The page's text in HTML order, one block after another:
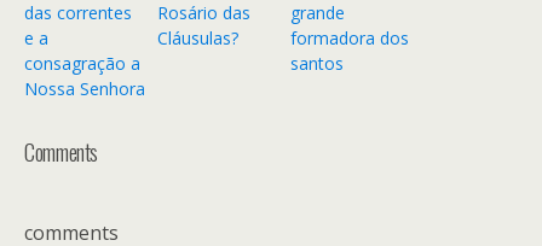
das correntes
e a
consagração a
Nossa Senhora
Rosário das
Cláusulas?
grande
formadora dos
santos
Comments
comments